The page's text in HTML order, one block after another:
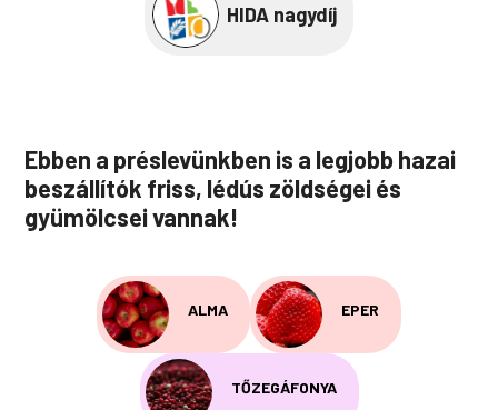
HIDA nagydíj
Ebben a préslevünkben is a legjobb hazai
beszállítók friss, lédús zöldségei és
gyümölcsei vannak!
ALMA EPER
TŐZEGÁFONYA